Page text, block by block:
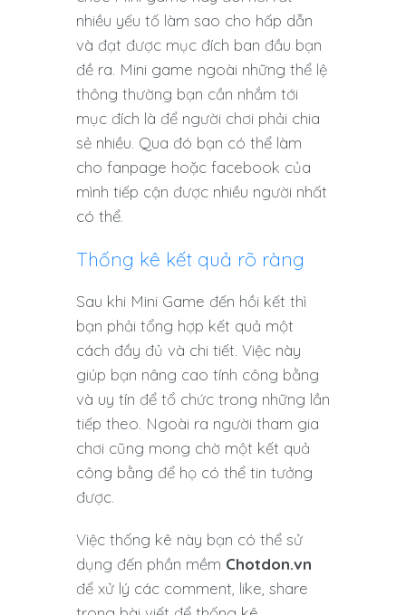
nhiều yếu tố làm sao cho hấp dẫn
và đạt được mục đích ban đầu bạn
đề ra. Mini game ngoài những thể lệ
thông thường bạn cần nhắm tới
mục đích là để người chơi phải chia
sẻ nhiều. Qua đó bạn có thể làm
cho fanpage hoặc facebook của
mình tiếp cận được nhiều người nhất
có thể.
Thống kê kết quả rõ ràng
Sau khi Mini Game đến hồi kết thì
bạn phải tổng hợp kết quả một
cách đầy đủ và chi tiết. Việc này
giúp bạn nâng cao tính công bằng
và uy tín để tổ chức trong những lần
tiếp theo. Ngoài ra người tham gia
chơi cũng mong chờ một kết quả
công bằng để họ có thể tin tưởng
được.
Việc thống kê này bạn có thể sử
dụng đến phần mềm Chotdon.vn
để xử lý các comment, like, share